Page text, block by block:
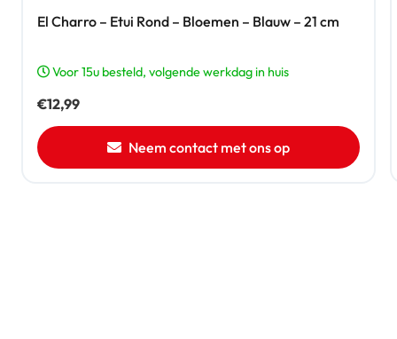
El Charro – Etui Rond – Bloemen – Blauw – 21 cm
Voor 15u besteld, volgende werkdag in huis
€12,99
Neem contact met ons op